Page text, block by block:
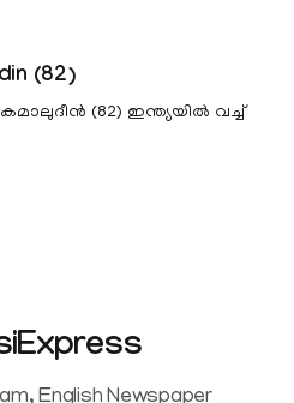
(82)
(82) ഇന്ത്യയില്‍ വച്ച്